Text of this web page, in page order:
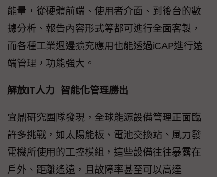
能量，從硬體前端、使用者介面、到後台的數
據分析、報告內容形式等都可進行全面客製，
而各種工業週邊擴充應用也能透過iCAP進行遠
端管理，功能強大。
解放IT人力 智能化管理勝出
宜鼎研究團隊發現，全球能源設備管理正面臨
許多挑戰，如太陽能板、電池交換站、風力發
電機所使用的工控模組，這些設備往往暴露在
戶外、距離遙遠，且故障率甚至可以高達